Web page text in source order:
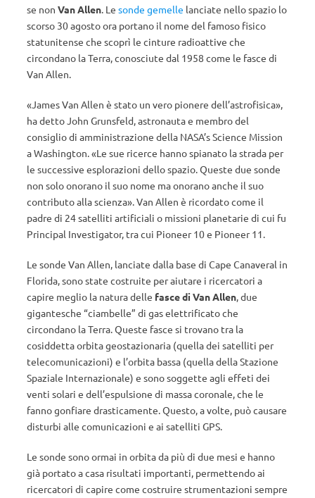
se non Van Allen. Le sonde gemelle lanciate nello spazio lo
scorso 30 agosto ora portano il nome del famoso fisico
statunitense che scoprì le cinture radioattive che
circondano la Terra, conosciute dal 1958 come le fasce di
Van Allen.
«James Van Allen è stato un vero pionere dell’astrofisica»,
ha detto John Grunsfeld, astronauta e membro del
consiglio di amministrazione della NASA’s Science Mission
a Washington. «Le sue ricerce hanno spianato la strada per
le successive esplorazioni dello spazio. Queste due sonde
non solo onorano il suo nome ma onorano anche il suo
contributo alla scienza». Van Allen è ricordato come il
padre di 24 satelliti artificiali o missioni planetarie di cui fu
Principal Investigator, tra cui Pioneer 10 e Pioneer 11.
Le sonde Van Allen, lanciate dalla base di Cape Canaveral in
Florida, sono state costruite per aiutare i ricercatori a
capire meglio la natura delle fasce di Van Allen, due
gigantesche “ciambelle” di gas elettrificato che
circondano la Terra. Queste fasce si trovano tra la
cosiddetta orbita geostazionaria (quella dei satelliti per
telecomunicazioni) e l’orbita bassa (quella della Stazione
Spaziale Internazionale) e sono soggette agli effeti dei
venti solari e dell’espulsione di massa coronale, che le
fanno gonfiare drasticamente. Questo, a volte, può causare
disturbi alle comunicazioni e ai satelliti GPS.
Le sonde sono ormai in orbita da più di due mesi e hanno
già portato a casa risultati importanti, permettendo ai
ricercatori di capire come costruire strumentazioni sempre